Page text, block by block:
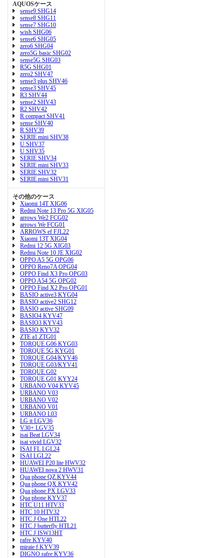
AQUOSケース
sense9 SHG14
sense8 SHG11
sense7 SHG10
wish SHG06
sense6 SHG05
zero6 SHG04
zero5G basic SHG02
sense5G SHG03
R5G SHG01
zero2 SHV47
sense3 plus SHV46
sense3 SHV45
R3 SHV44
sense2 SHV43
R2 SHV42
R compact SHV41
sense SHV40
R SHV39
SERIE mini SHV38
U SHV37
U SHV35
SERIE SHV34
SERIE mini SHV33
SERIE SHV32
SERIE mini SHV31
その他のケース
Xiaomi 14T XIG06
Redmi Note 13 Pro 5G XIG05
arrows We2 FCG02
arrows We FCG01
ARROWS ef FJL22
Xiaomi 13T XIG04
Redmi 12 5G XIG03
Redmi Note 10 JE XIG02
OPPO A5 5G OPG06
OPPO Reno7A OPG04
OPPO Find X3 Pro OPG03
OPPO A54 5G OPG02
OPPO Find X2 Pro OPG01
BASIO active3 KYG04
BASIO active2 SHG12
BASIO active SHG09
BASIO4 KYV47
BASIO3 KYV43
BASIO KYV32
ZTE a1 ZTG01
TORQUE G06 KYG03
TORQUE 5G KYG01
TORQUE G04/KYV46
TORQUE G03/KYV41
TORQUE G02
TORQUE G01 KYY24
URBANO V04 KYV45
URBANO V03
URBANO V02
URBANO V01
URBANO L03
LG it LGV36
V30+ LGV35
isai Beat LGV34
isai vivid LGV32
ISAI FL LGL24
ISAI LGL22
HUAWEI P20 lite HWV32
HUAWEI nova 2 HWV31
Qua phone QZ KYV44
Qua phone QX KYV42
Qua phone PX LGV33
Qua phone KYV37
HTC U11 HTV33
HTC 10 HTV32
HTC J One HTL22
HTC J butterfly HTL21
HTC J ISW13HT
rafre KYV40
miraie f KYV39
DIGNO rafre KYV36